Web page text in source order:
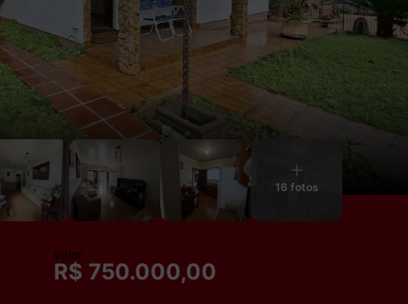
16 fotos
valor
R$ 750.000,00